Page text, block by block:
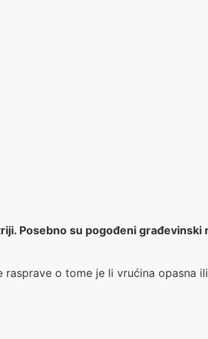
Posebno su pogođeni građevinski
o tome je li vrućina opasna